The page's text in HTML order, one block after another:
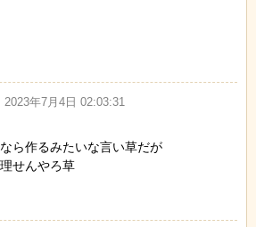
2023年7月4日 02:03:31
ら作るみたいな言い草だが
せんやろ草